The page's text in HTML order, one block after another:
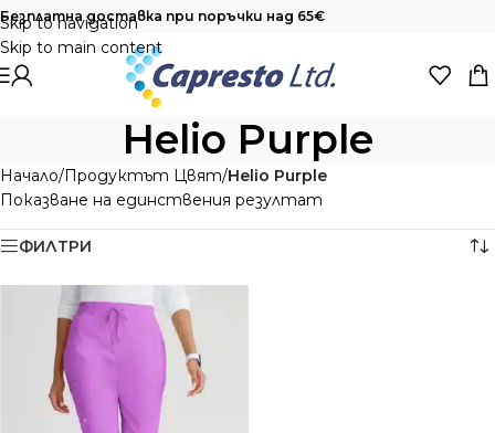
Skip to navigation
Skip to main content
Безплатна доставка при поръчки над 65€
Helio Purple
Начало/Продуктът Цвят/Helio Purple
Показване на единствения резултат
ФИЛТРИ